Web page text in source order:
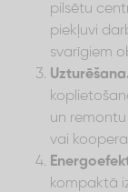
pilsētu
piekļuvi
svarīgiem
un
vai
kompaktā